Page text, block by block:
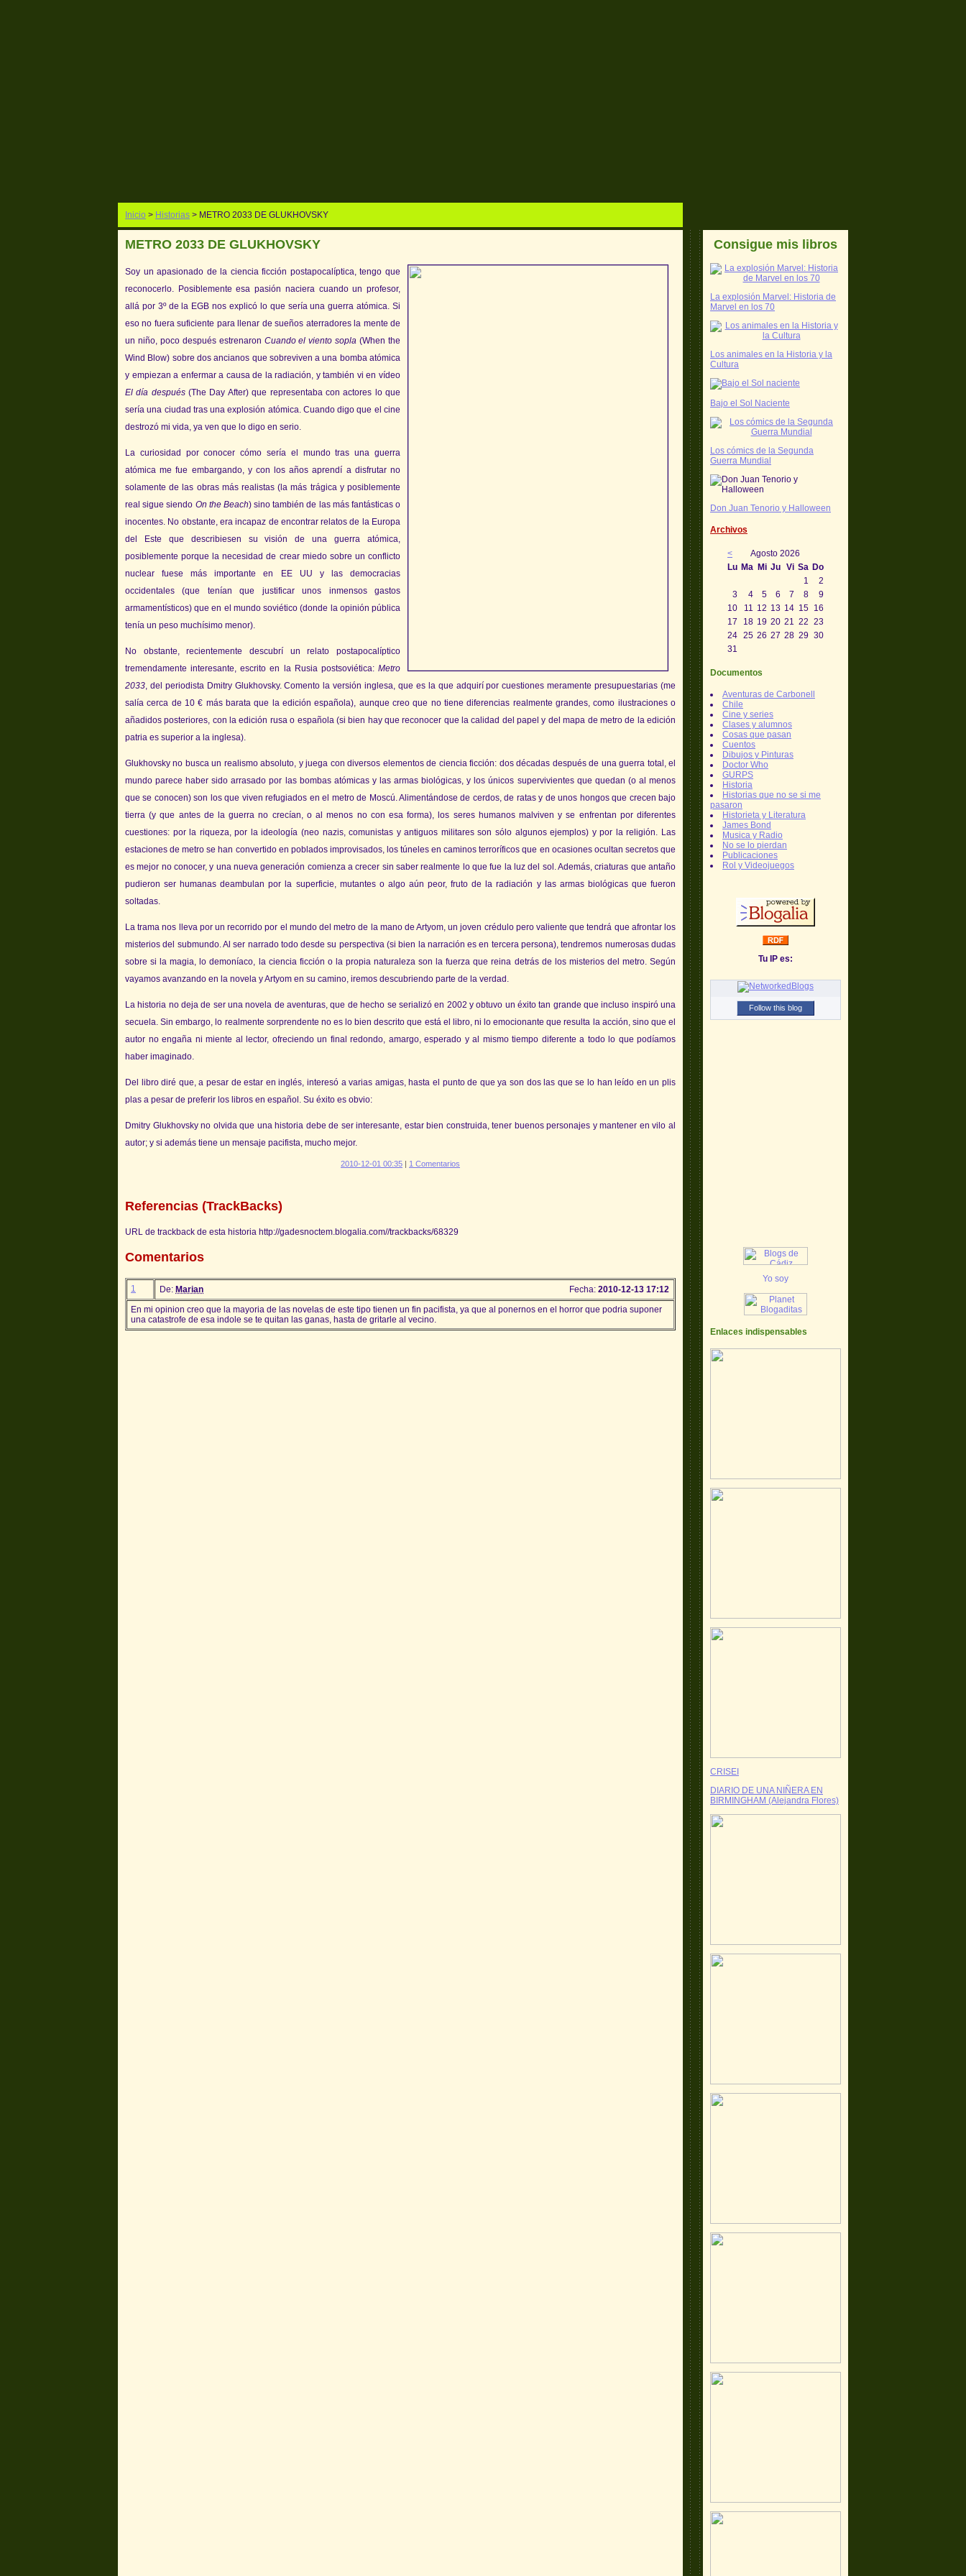
Inicio > Historias > METRO 2033 DE GLUKHOVSKY
METRO 2033 DE GLUKHOVSKY
Soy un apasionado de la ciencia ficción postapocalíptica, tengo que
reconocerlo. Posiblemente esa pasión naciera cuando un profesor,
allá por 3º de la EGB nos explicó lo que sería una guerra atómica. Si
eso no fuera suficiente para llenar de sueños aterradores la mente de
un niño, poco después estrenaron Cuando el viento sopla (When the
Wind Blow) sobre dos ancianos que sobreviven a una bomba atómica
y empiezan a enfermar a causa de la radiación, y también vi en vídeo
El día después(The Day After) que representaba con actores lo que
sería una ciudad tras una explosión atómica. Cuando digo que el cine
destrozó mi vida, ya ven que lo digo en serio.
La curiosidad por conocer cómo sería el mundo tras una guerra
atómica me fue embargando, y con los años aprendí a disfrutar no
solamente de las obras más realistas (la más trágica y posiblemente
real sigue siendo On the Beach) sino también de las más fantásticas o
inocentes. No obstante, era incapaz de encontrar relatos de la Europa
del Este que describiesen su visión de una guerra atómica,
posiblemente porque la necesidad de crear miedo sobre un conflicto
nuclear fuese más importante en EE UU y las democracias
occidentales (que tenían que justificar unos inmensos gastos
armamentísticos) que en el mundo soviético (donde la opinión pública
tenía un peso muchísimo menor).
No obstante, recientemente descubrí un relato postapocalíptico
tremendamente interesante, escrito en la Rusia postsoviética: Metro
2033, del periodista Dmitry Glukhovsky. Comento la versión inglesa, que es la que adquirí por cuestiones meramente presupuestarias (me
salía cerca de 10 € más barata que la edición española), aunque creo que no tiene diferencias realmente grandes, como ilustraciones o
añadidos posteriores, con la edición rusa o española (si bien hay que reconocer que la calidad del papel y del mapa de metro de la edición
patria es superior a la inglesa).
Glukhovsky no busca un realismo absoluto, y juega con diversos elementos de ciencia ficción: dos décadas después de una guerra total, el
mundo parece haber sido arrasado por las bombas atómicas y las armas biológicas, y los únicos supervivientes que quedan (o al menos
que se conocen) son los que viven refugiados en el metro de Moscú. Alimentándose de cerdos, de ratas y de unos hongos que crecen bajo
tierra (y que antes de la guerra no crecían, o al menos no con esa forma), los seres humanos malviven y se enfrentan por diferentes
cuestiones: por la riqueza, por la ideología (neo nazis, comunistas y antiguos militares son sólo algunos ejemplos) y por la religión. Las
estaciones de metro se han convertido en poblados improvisados, los túneles en caminos terroríficos que en ocasiones ocultan secretos que
es mejor no conocer, y una nueva generación comienza a crecer sin saber realmente lo que fue la luz del sol. Además, criaturas que antaño
pudieron ser humanas deambulan por la superficie, mutantes o algo aún peor, fruto de la radiación y las armas biológicas que fueron
soltadas.
La trama nos lleva por un recorrido por el mundo del metro de la mano de Artyom, un joven crédulo pero valiente que tendrá que afrontar los
misterios del submundo. Al ser narrado todo desde su perspectiva (si bien la narración es en tercera persona), tendremos numerosas dudas
sobre si la magia, lo demoníaco, la ciencia ficción o la propia naturaleza son la fuerza que reina detrás de los misterios del metro. Según
vayamos avanzando en la novela y Artyom en su camino, iremos descubriendo parte de la verdad.
La historia no deja de ser una novela de aventuras, que de hecho se serializó en 2002 y obtuvo un éxito tan grande que incluso inspiró una
secuela. Sin embargo, lo realmente sorprendente no es lo bien descrito que está el libro, ni lo emocionante que resulta la acción, sino que el
autor no engaña ni miente al lector, ofreciendo un final redondo, amargo, esperado y al mismo tiempo diferente a todo lo que podíamos
haber imaginado.
Del libro diré que, a pesar de estar en inglés, interesó a varias amigas, hasta el punto de que ya son dos las que se lo han leído en un plis
plas a pesar de preferir los libros en español. Su éxito es obvio:
Dmitry Glukhovsky no olvida que una historia debe de ser interesante, estar bien construida, tener buenos personajes y mantener en vilo al
autor; y si además tiene un mensaje pacifista, mucho mejor.
2010-12-01 00:35 | 1 Comentarios
Referencias (TrackBacks)
URL de trackback de esta historia http://gadesnoctem.blogalia.com//trackbacks/68329
Comentarios
1 De: Marian Fecha: 2010-12-13 17:12
En mi opinion creo que la mayoria de las novelas de este tipo tienen un fin pacifista, ya que al ponernos en el horror que podria suponer
una catastrofe de esa indole se te quitan las ganas, hasta de gritarle al vecino.
Consigue mis libros
La explosión Marvel: Historia de
Marvel en los 70
Los animales en la Historia y la
Cultura
Bajo el Sol Naciente
Los cómics de la Segunda
Guerra Mundial
Don Juan Tenorio y Halloween
Archivos
<
Agosto 2026
Lu Ma Mi Ju Vi Sa Do
1
2
3
4 5 6 7 8
9
10
11 12 13 14 15 16
17
18 19 20 21 22 23
24 25 26 27 28 29 30
31
Documentos
Aventuras de Carbonell
Chile
Cine y series
Clases y alumnos
Cosas que pasan
Cuentos
Dibujos y Pinturas
Doctor Who
GURPS
Historia
Historias que no se si me
pasaron
Historieta y Literatura
James Bond
Musica y Radio
No se lo pierdan
Publicaciones
Rol y Videojuegos
Tu IP es:
Follow this blog
Enlaces indispensables
CRISEI
DIARIO DE UNA NIÑERA EN
BIRMINGHAM (Alejandra Flores)